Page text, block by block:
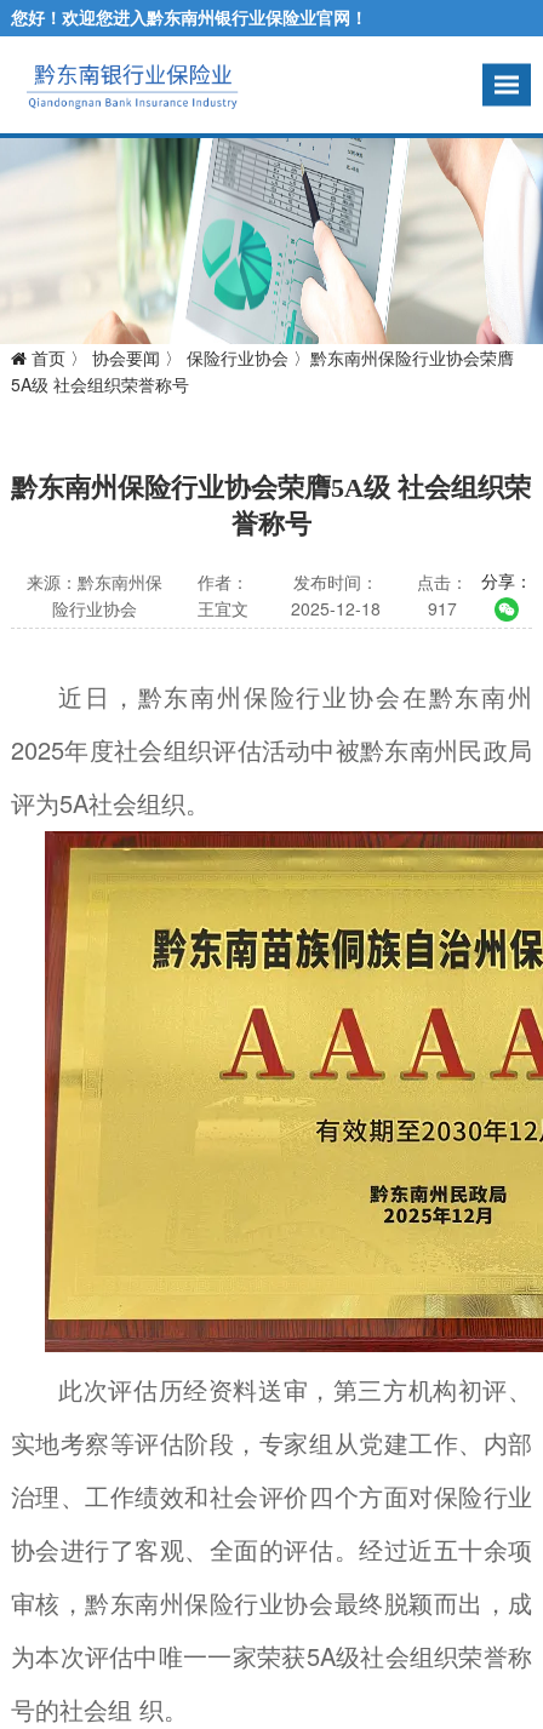
您好！欢迎您进入黔东南州银行业保险业官网！
首页〉 协会要闻 〉 保险行业协会 〉 黔东南州保险行业协会荣膺
5A级 社会组织荣誉称号
黔东南州保险行业协会荣膺5A级 社会组织荣
誉称号
来源：黔东南州保
险行业协会
作者：
王宜文
发布时间：
2025-12-18
点击：
917
分享：
近日，黔东南州保险行业协会在黔东南州
2025年度社会组织评估活动中被黔东南州民政局
评为5A社会组织。
此次评估历经资料送审，第三方机构初评、
实地考察等评估阶段，专家组从党建工作、内部
治理、工作绩效和社会评价四个方面对保险行业
协会进行了客观、全面的评估。经过近五十余项
审核，黔东南州保险行业协会最终脱颖而出，成
为本次评估中唯一一家荣获5A级社会组织荣誉称
号的社会组 织。